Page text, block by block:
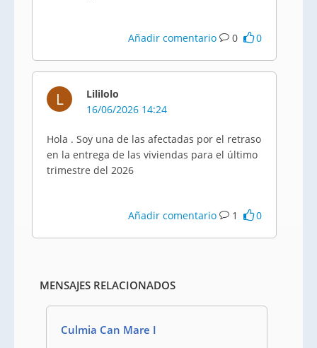
Añadir comentario 0 0
L
Lililolo
16/06/2026 14:24
Hola . Soy una de las afectadas por el retraso
en la entrega de las viviendas para el último
trimestre del 2026
Añadir comentario 1 0
MENSAJES RELACIONADOS
Culmia Can Mare I